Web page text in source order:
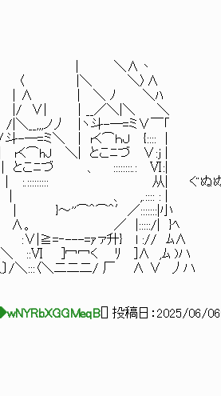
/ | ＼∧丶
〈 |＼ ＼〉∧
| ＼ ﾉ ＼ﾊ
│__／＼|＼ ＼
丿 |ヽ斗-─=ミ∨￣「
＼ | rく⌒ｈＪ {:::: |
⌒hJ ＼| とこﾆづ ∨:j |
ﾆづ 、 ::::::::.: Ⅵ:|
从| ぐぬぬ・・
,.:::: : |
''⌒＾⌒＾′／:::::::|小
。 ／ |:::::/| }ﾍ
=ｧァ升} l :// ﾑ∧
]冖冖く ﾘ ]∧ ,ﾑ )ハ
:::〈＼二二二/ 厂 ∧ ∨ 丿ハ
] 投稿日： 2025/06/